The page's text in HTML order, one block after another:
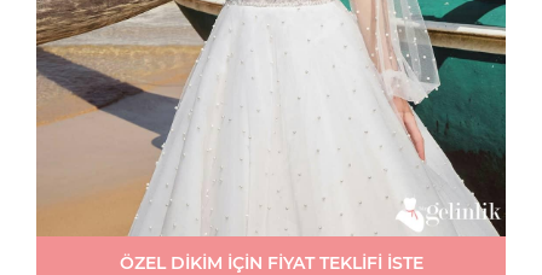
ÖZEL DİKİM İÇİN FİYAT TEKLİFİ İSTE